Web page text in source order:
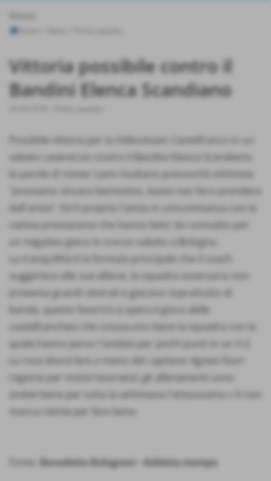
Vittoria possibile contro il
Bandini Elenca Scandiano
Possibile vittoria per la Videomusic Castelfranco in un
sabato casereccio contro il Bandini Elenca Scandiano;
le parole di mister Lami risultano pressoché ottimiste
"possiamo vincere benissimo, basta non farsi prendere
dall´ansia". Ed è proprio l´ansia in concomitanza con la
cattiva prestazione che hanno fatto da connubio per
un negativo gioco lo scorso sabato a Bologna.
La tranquillità è la formula principale che il coach
suggerisce alle sue allieve, la squadra avversaria non
presenta grandi centrali e giocano soprattutto di
banda, questo favorirà si spera il gioco delle
castelfranchesi che conoscono bene la squadra con la
quale hanno perso l´andata per pochi punti in un 3-2.
La rosa dovrà fare a meno del capitano Agnesi fuori
regione per motivi lavorativi; gli allenamenti sono
andati bene per tutta la settimana l´entusiasmo c´è non
manca niente per fare bene.
Fonte: Benedetta Bolognesi - Addetta stampa